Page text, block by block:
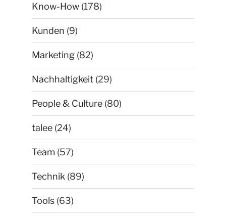
Know-How (178)
Kunden (9)
Marketing (82)
Nachhaltigkeit (29)
People & Culture (80)
talee (24)
Team (57)
Technik (89)
Tools (63)